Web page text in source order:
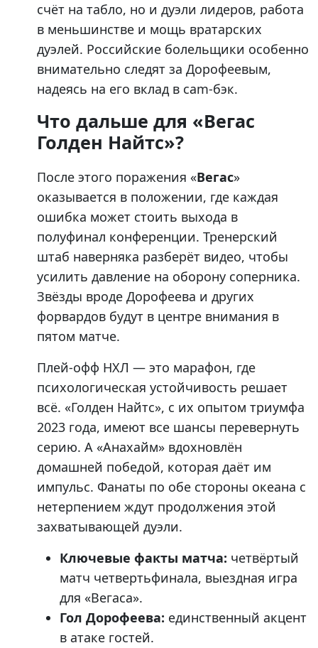
счёт на табло, но и дуэли лидеров, работа
в меньшинстве и мощь вратарских
дуэлей. Российские болельщики особенно
внимательно следят за Дорофеевым,
надеясь на его вклад в cam-бэк.
Что дальше для «Вегас
Голден Найтс»?
После этого поражения «Вегас»
оказывается в положении, где каждая
ошибка может стоить выхода в
полуфинал конференции. Тренерский
штаб наверняка разберёт видео, чтобы
усилить давление на оборону соперника.
Звёзды вроде Дорофеева и других
форвардов будут в центре внимания в
пятом матче.
Плей-офф НХЛ — это марафон, где
психологическая устойчивость решает
всё. «Голден Найтс», с их опытом триумфа
2023 года, имеют все шансы перевернуть
серию. А «Анахайм» вдохновлён
домашней победой, которая даёт им
импульс. Фанаты по обе стороны океана с
нетерпением ждут продолжения этой
захватывающей дуэли.
Ключевые факты матча: четвёртый
матч четвертьфинала, выездная игра
для «Вегаса».
Гол Дорофеева: единственный акцент
в атаке гостей.